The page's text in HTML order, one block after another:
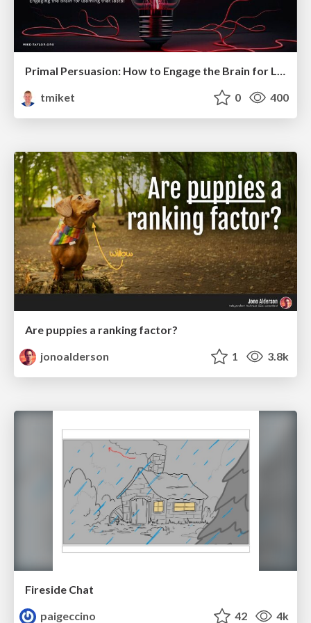
Primal Persuasion: How to Engage the Brain for Learning That Lasts
tmiket
0 400
Are puppies a ranking factor?
jonoalderson
1 3.8k
Fireside Chat
paigeccino
42 4k